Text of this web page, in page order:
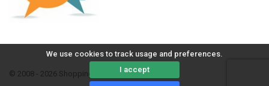
We use cookies to track usage and preferences.
I accept
© 2008 - 2026 ShoppingErvaring